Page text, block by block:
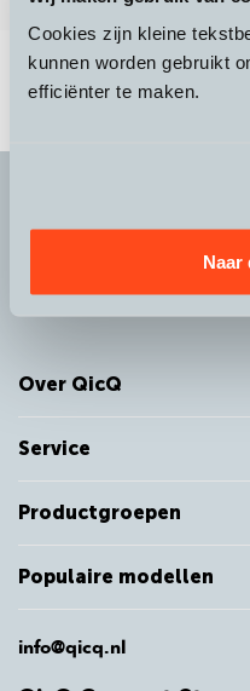
Cookies zijn kleine
kunnen worden gebruikt
efficiënter te maken.
Naar
Over QicQ
Service
Productgroepen
Populaire modellen
info@qicq.nl